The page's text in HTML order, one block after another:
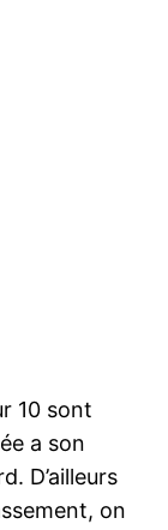
10 sont
a son
D’ailleurs
on